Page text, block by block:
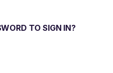
TO SIGN IN?